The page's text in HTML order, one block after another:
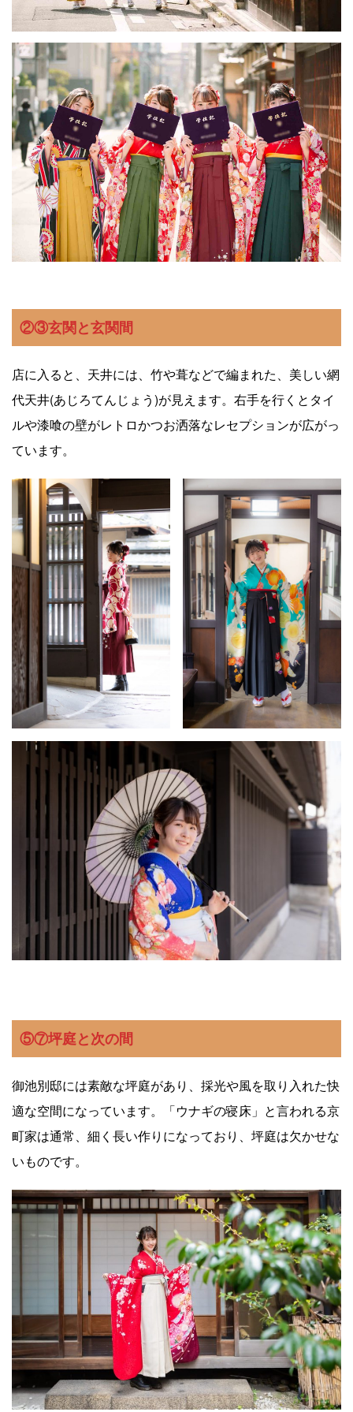
②③玄関と玄関間
店に入ると、天井には、竹や葺などで編まれた、美しい網
代天井(あじろてんじょう)が見えます。右手を行くとタイ
ルや漆喰の壁がレトロかつお洒落なレセプションが広がっ
ています。
⑤⑦坪庭と次の間
御池別邸には素敵な坪庭があり、採光や風を取り入れた快
適な空間になっています。「ウナギの寝床」と言われる京
町家は通常、細く長い作りになっており、坪庭は欠かせな
いものです。